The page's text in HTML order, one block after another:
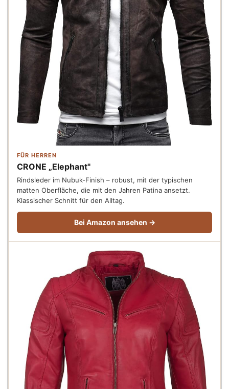
FÜR HERREN
CRONE „Elephant"
Rindsleder im Nubuk-Finish – robust, mit der typischen
matten Oberfläche, die mit den Jahren Patina ansetzt.
Klassischer Schnitt für den Alltag.
Bei Amazon ansehen →